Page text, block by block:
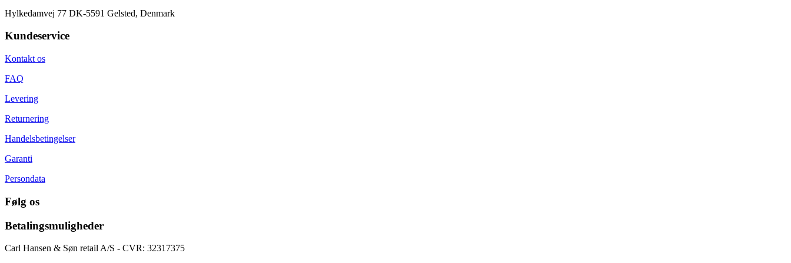
Hylkedamvej 77 DK-5591 Gelsted, Denmark
Kundeservice
Kontakt os
FAQ
Levering
Returnering
Handelsbetingelser
Garanti
Persondata
Følg os
Betalingsmuligheder
Carl Hansen & Søn retail A/S - CVR: 32317375